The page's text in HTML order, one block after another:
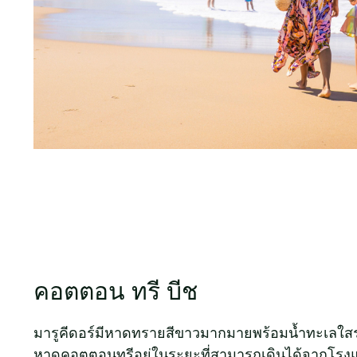
คอตตอน ทรี บีช
มารูคีดอร์มีหาดทรายสีขาวมากมายพร้อมน้ำทะเลใส